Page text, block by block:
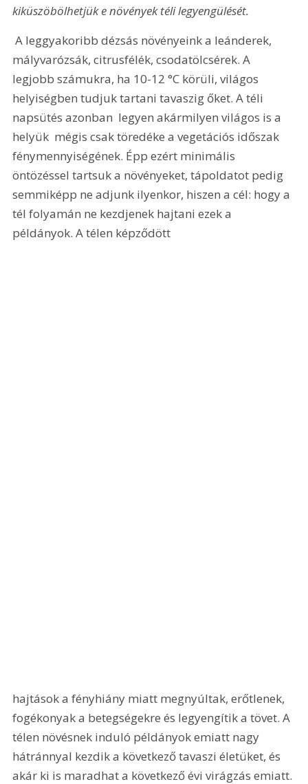
kiküszöbölhetjük e növények téli legyengülését.
A leggyakoribb dézsás növényeink a leánderek,
mályvarózsák, citrusfélék, csodatölcsérek. A
legjobb számukra, ha 10-12 °C körüli, világos
helyiségben tudjuk tartani tavaszig őket. A téli
napsütés azonban  legyen akármilyen világos is a
helyük  mégis csak töredéke a vegetációs időszak
fénymennyiségének. Épp ezért minimális
öntözéssel tartsuk a növényeket, tápoldatot pedig
semmiképp ne adjunk ilyenkor, hiszen a cél: hogy a
tél folyamán ne kezdjenek hajtani ezek a
példányok. A télen képződött
hajtások a fényhiány miatt megnyúltak, erőtlenek,
fogékonyak a betegségekre és legyengítik a tövet. A
télen növésnek induló példányok emiatt nagy
hátránnyal kezdik a következő tavaszi életüket, és
akár ki is maradhat a következő évi virágzás emiatt.